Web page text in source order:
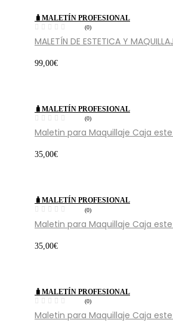
🧳MALETÍN PROFESIONAL
(0)
MALETÍN DE ESTETICA Y
99,00€
🧳MALETÍN PROFESIONAL
(0)
Maletin para Maquillaje Caja
35,00€
🧳MALETÍN PROFESIONAL
(0)
Maletin para Maquillaje Caja
35,00€
🧳MALETÍN PROFESIONAL
(0)
Maletin para Maquillaje Caja